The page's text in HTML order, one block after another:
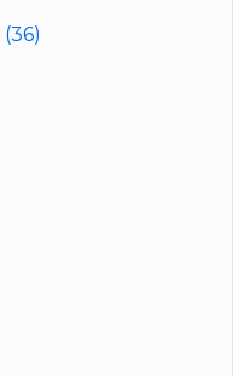
(36)